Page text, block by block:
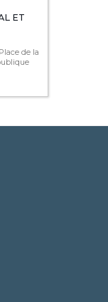
ET
Place de la